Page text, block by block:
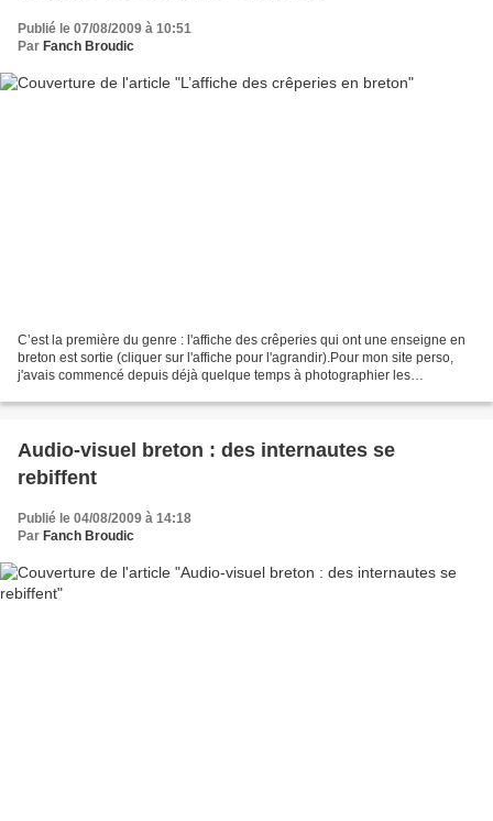
Publié le 07/08/2009 à 10:51
Par Fanch Broudic
C’est la première du genre : l'affiche des crêperies qui ont une enseigne en
breton est sortie (cliquer sur l'affiche pour l'agrandir).Pour mon site perso,
j'avais commencé depuis déjà quelque temps à photographier les
Audio-visuel breton : des internautes se
rebiffent
Publié le 04/08/2009 à 14:18
Par Fanch Broudic